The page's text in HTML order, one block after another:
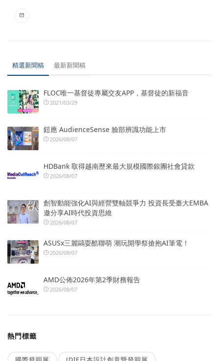
精選新聞稿 最新新聞稿
FLOC唯一基督徒專屬交友APP，基督徒的新福音
2021/03/29
鎧應 AudienceSense 臉部辨識功能上市
2026/08/07
HDBank 取得越南歷來最大規模國際銀團社會貸款
2026/08/07
創智動能強化AI與經營雙軸競爭力 投資長受臺大EMBA
邀分享AI時代投資思維
2026/08/07
ASUSx三麗鷗耍酷聯萌 潮玩開學祭搶抱AI筆電！
2026/08/07
AMD公佈2026年第2季財務報告
2026/08/07
熱門標籤